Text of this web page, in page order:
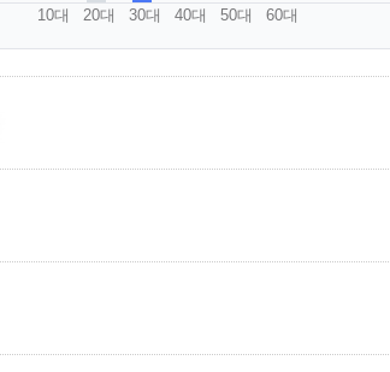
10대
20대 30대
40대
50대
60대